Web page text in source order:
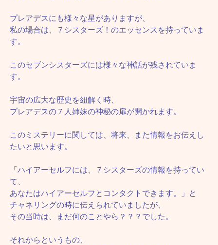
プレアデスにも様々な星がありますが、
私の場合は、７シスターズ！のエッセンスを持っていま
す。
このセブンシスターズには様々な神話が残されていま
す。
宇宙の広大な歴史を紐解く時、
プレアデスの７人姉妹の神秘の扉が開かれます。
このミステリーに関しては、将来、また情報をお伝えし
たいと思います。
「ハイアーセルフには、７シスターズの情報を持ってい
て、
あなたはハイアーセルフとコンタクトできます。」と
チャネリングの時に伝えられていましたが、
その当時は、まだ何のことやら？？？でした。
それからというもの、